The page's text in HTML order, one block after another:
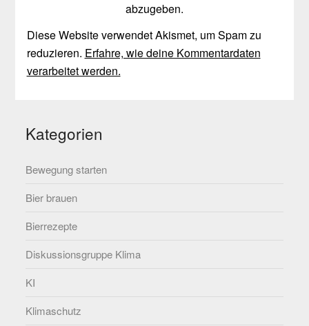
abzugeben.
Diese Website verwendet Akismet, um Spam zu
reduzieren. Erfahre, wie deine Kommentardaten
verarbeitet werden.
Kategorien
Bewegung starten
Bier brauen
Bierrezepte
Diskussionsgruppe Klima
KI
Klimaschutz